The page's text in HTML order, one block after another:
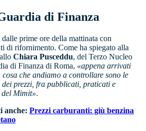
di Finanza
prime ore della mattinata con
di rifornimento. Come ha spiegato alla
Chiara Pusceddu, del Terzo Nucleo
di Finanza di Roma, «appena arrivati
che andiamo a controllare sono le
prezzi, fra pubblicati, praticati e
Mimit».
anche: Prezzi carburanti: giù benzina